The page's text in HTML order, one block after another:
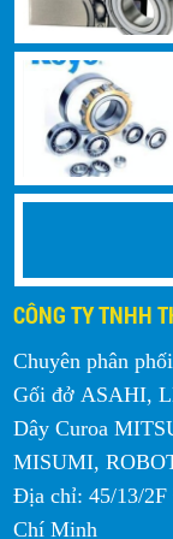
CÔNG TY TNHH
Chuyên phân
Gối đở ASAHI,
Dây Curoa
MISUMI,
Địa chỉ: 45/13/
Chí Minh